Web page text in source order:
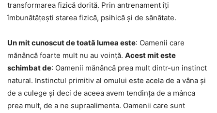
transformarea fizică dorită. Prin antrenament îți
îmbunătățești starea fizică, psihică și de sănătate.
Un mit cunoscut de toată lumea este: Oamenii care
mănâncă foarte mult nu au voință. Acest mit este
schimbat de: Oamenii mănâncă prea mult dintr-un instinct
natural. Instinctul primitiv al omului este acela de a vâna și
de a culege și deci de aceea avem tendința de a mânca
prea mult, de a ne supraalimenta. Oamenii care sunt